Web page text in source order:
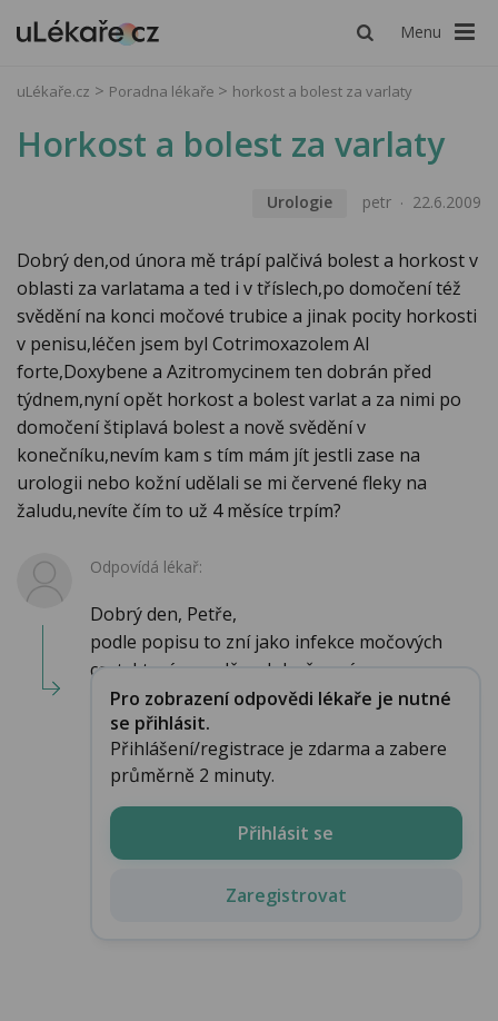
Menu
uLékaře.cz Poradna lékaře horkost a bolest za varlaty
Horkost a bolest za varlaty
Urologie petr 22.6.2009
Dobrý den,od února mě trápí palčivá bolest a horkost v
oblasti za varlatama a ted i v tříslech,po domočení též
svědění na konci močové trubice a jinak pocity horkosti
v penisu,léčen jsem byl Cotrimoxazolem Al
forte,Doxybene a Azitromycinem ten dobrán před
týdnem,nyní opět horkost a bolest varlat a za nimi po
domočení štiplavá bolest a nově svědění v
konečníku,nevím kam s tím mám jít jestli zase na
urologii nebo kožní udělali se mi červené fleky na
žaludu,nevíte čím to už 4 měsíce trpím?
Odpovídá lékař:
Dobrý den, Petře,
podle popisu to zní jako infekce močových
cest, která pravděpodobně zasá...
Pro zobrazení odpovědi lékaře je nutné
se přihlásit.
Přihlášení/registrace je zdarma a zabere
průměrně 2 minuty.
Přihlásit se
Zaregistrovat